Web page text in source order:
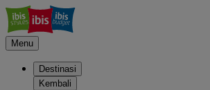
Menu
Destinasi
Kembali